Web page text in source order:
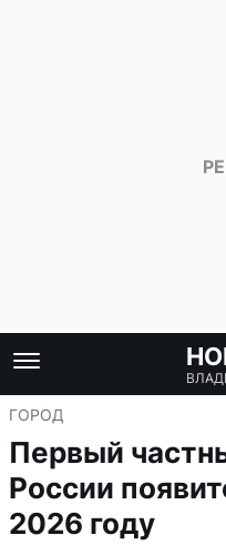
ГОРОД
Первый
России
2026 году